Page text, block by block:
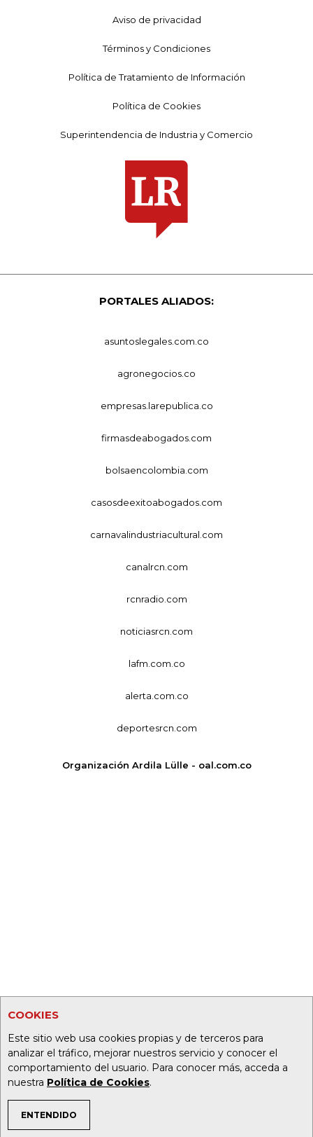
COOKIES
Este sitio web usa cookies propias y de terceros para
analizar el tráfico, mejorar nuestros servicio y conocer el
comportamiento del usuario. Para conocer más, acceda a
nuestra Política de Cookies.
ENTENDIDO
TEMAS DE INTERÉS
Aviso de privacidad
Términos y Condiciones
Política de Tratamiento de Información
Política de Cookies
Superintendencia de Industria y Comercio
PORTALES ALIADOS:
asuntoslegales.com.co
agronegocios.co
empresas.larepublica.co
firmasdeabogados.com
bolsaencolombia.com
casosdeexitoabogados.com
carnavalindustriacultural.com
canalrcn.com
rcnradio.com
noticiasrcn.com
lafm.com.co
alerta.com.co
deportesrcn.com
Organización Ardila Lülle - oal.com.co